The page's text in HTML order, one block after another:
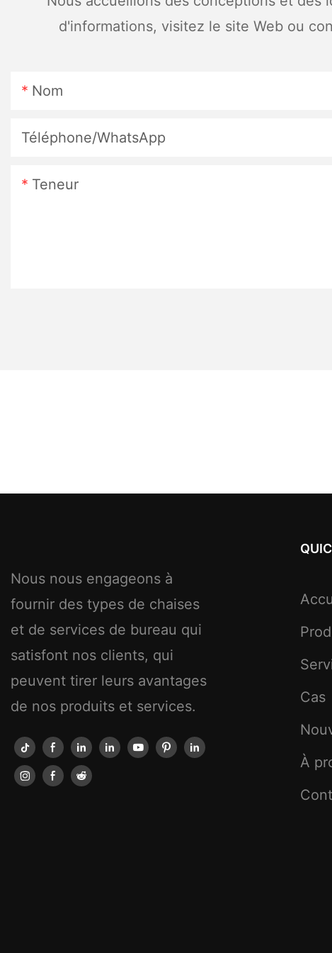
d'informations, visitez le site Web ou
Nom
Téléphone/WhatsApp
Teneur
Nous nous engageons à
fournir des types de chaises
et de services de bureau qui
satisfont nos clients, qui
peuvent tirer leurs avantages
de nos produits et services.
Cas
À